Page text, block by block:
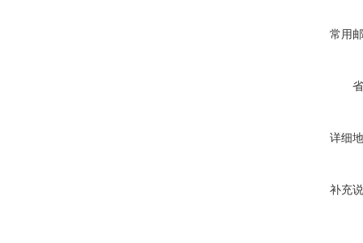
常用
详细
补充